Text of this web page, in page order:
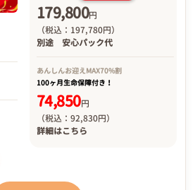
179,800円
（税込：197,780円）
別途 安心パック代
あんしんお迎えMAX70%割
100ヶ月生命保障付き！
74,850円
（税込：92,830円）
詳細はこちら